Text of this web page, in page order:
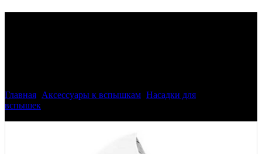
Главная Аксессуары к вспышкам Насадки для
вспышек